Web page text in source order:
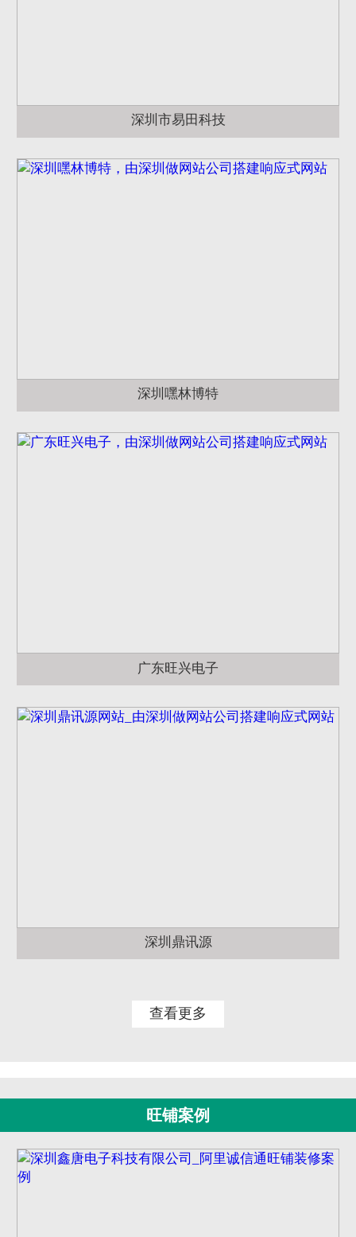
深圳市易田科技
深圳嘿林博特
广东旺兴电子
深圳鼎讯源
查看更多
旺铺案例